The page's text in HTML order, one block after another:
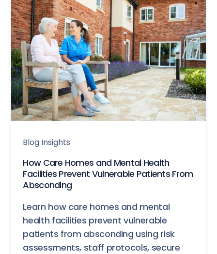
Blog Insights
How Care Homes and Mental Health
Facilities Prevent Vulnerable Patients From
Absconding
Learn how care homes and mental
health facilities prevent vulnerable
patients from absconding using risk
assessments, staff protocols, secure